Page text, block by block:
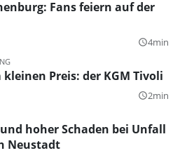
Fans feiern auf der
query_builder4min
Preis: der KGM Tivoli
query_builder2min
hoher Schaden bei Unfall
Neustadt